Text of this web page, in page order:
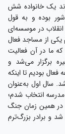
پنجمین فرزند یک خانواده شش
بوده و به قول
در موسسه‌ای
یکی از مساجد فعال
ما در آن فعالیت
برگزار می‌شد و
بودیم تا اینکه
سال اول به‌عنوان
انتخاب شدم؛
در همین زمان جنگ
و برادر بزرگ‌ترم